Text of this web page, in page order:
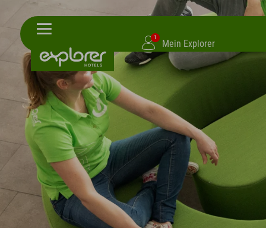
1
Mein Explorer